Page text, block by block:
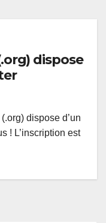
dispose
dispose d’un
! L’inscription est